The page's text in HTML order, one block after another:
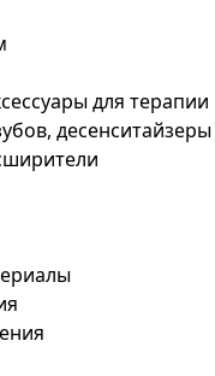
для терапии
десенситайзеры